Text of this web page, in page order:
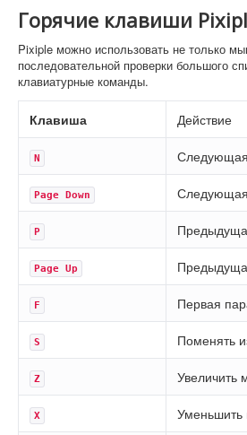
Горячие клавиши
Pixiple можно использовать не только
последовательной проверки большого
клавиатурные команды.
Клавиша Действие
N
Page Down
P
Page Up
F Первая
S Поменять
Z Увеличить
X